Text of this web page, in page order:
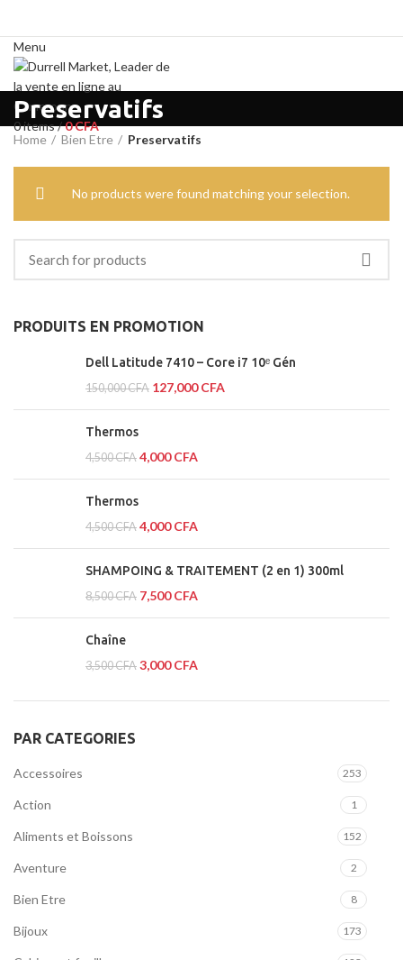
Menu
0items/0CFA
Preservatifs
PRODUITS EN PROMOTION
Dell Latitude 7410 – Core i7 10ᵉ Gén
150,000CFA 127,000CFA
Thermos
4,500CFA 4,000CFA
Thermos
4,500CFA 4,000CFA
SHAMPOING & TRAITEMENT (2 en 1) 300ml
8,500CFA 7,500CFA
Chaîne
3,500CFA 3,000CFA
PAR CATEGORIES
Accessoires 253
Action 1
Aliments et Boissons 152
Aventure 2
Bien Etre 8
Bijoux 173
Home Bien Etre Preservatifs
No products were found matching your selection.